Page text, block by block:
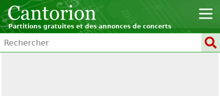
Partitions gratuites et des annonces de concerts